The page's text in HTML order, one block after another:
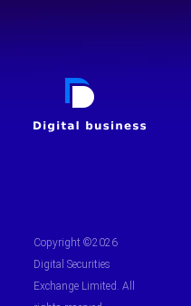
Copyright ©2026
Digital Securities
Exchange Limited. All